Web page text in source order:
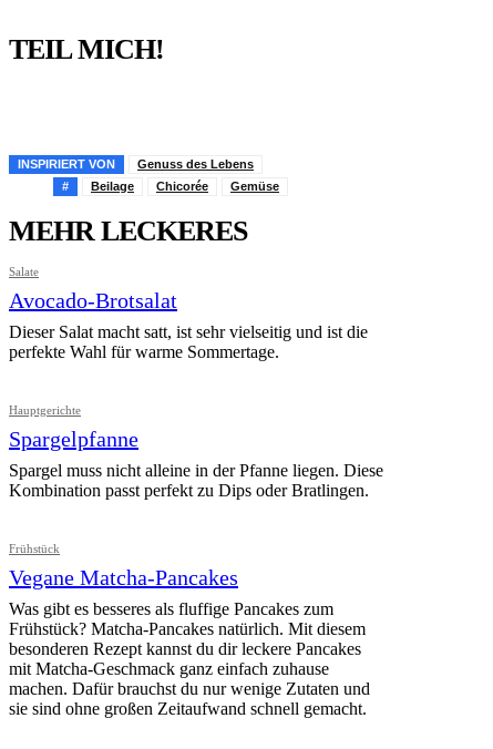
TEIL MICH!
INSPIRIERT VON
Genuss des Lebens
#
Beilage Chicorée Gemüse
MEHR LECKERES
Salate
Avocado-Brotsalat
Dieser Salat macht satt, ist sehr vielseitig und ist die
perfekte Wahl für warme Sommertage.
Hauptgerichte
Spargelpfanne
Spargel muss nicht alleine in der Pfanne liegen. Diese
Kombination passt perfekt zu Dips oder Bratlingen.
Frühstück
Vegane Matcha-Pancakes
Was gibt es besseres als fluffige Pancakes zum
Frühstück? Matcha-Pancakes natürlich. Mit diesem
besonderen Rezept kannst du dir leckere Pancakes
mit Matcha-Geschmack ganz einfach zuhause
machen. Dafür brauchst du nur wenige Zutaten und
sie sind ohne großen Zeitaufwand schnell gemacht.